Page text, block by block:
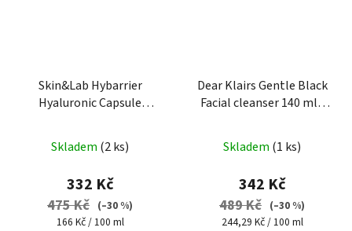
Skin&Lab Hybarrier
Hyaluronic Capsule
gel na obličej
Skladem (2 ks)
332 Kč
475 Kč (–30 %)
Měrná
166 Kč / 100 ml
Dear Klairs Gentle Black
Facial cleanser 140 ml -
obličej
Skladem (1 ks)
342 Kč
489 Kč (–30 %)
Měrná
244,29 Kč / 100 ml